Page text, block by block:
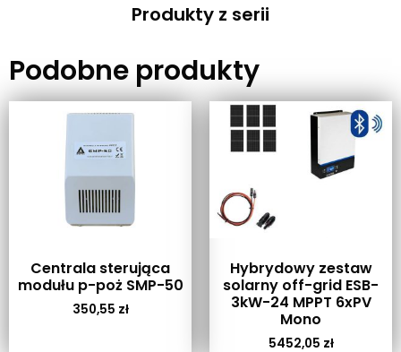
Produkty z serii
Podobne produkty
Centrala sterująca
modułu p-poż SMP-50
350,55 zł
Hybrydowy zestaw
solarny off-grid ESB-
3kW-24 MPPT 6xPV
Mono
5452,05 zł